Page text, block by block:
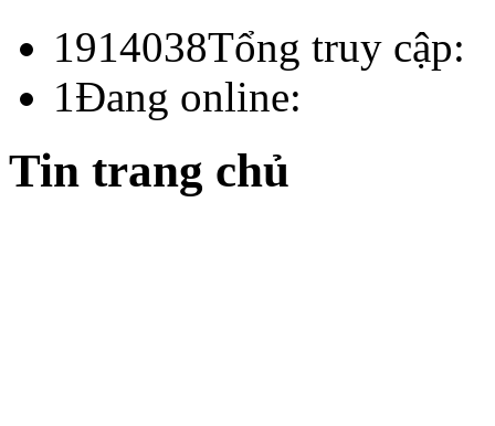
1914038Tổng truy cập:
1Đang online:
Tin trang chủ